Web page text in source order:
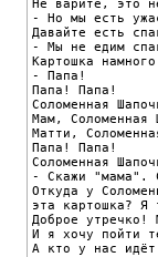
Не варите, это
- Но мы есть
Давайте есть
- Мы не едим
Картошка
- Папа!
Папа! Папа!
Соломенная
Мам, Соломенная
Матти,
Папа! Папа!
Соломенная
- Скажи "мама".
Откуда у
эта картошка? Я
Доброе утречко!
И я хочу пойти
А кто у нас идёт